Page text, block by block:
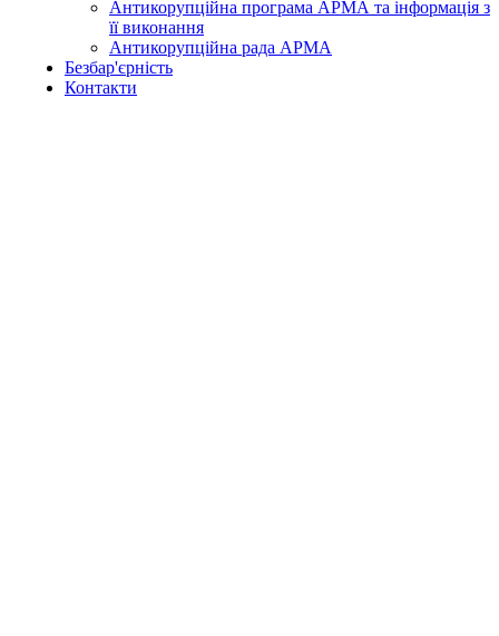
Антикорупційна програма АРМА та інформація з
її виконання
Антикорупційна рада АРМА
Безбар'єрність
Контакти